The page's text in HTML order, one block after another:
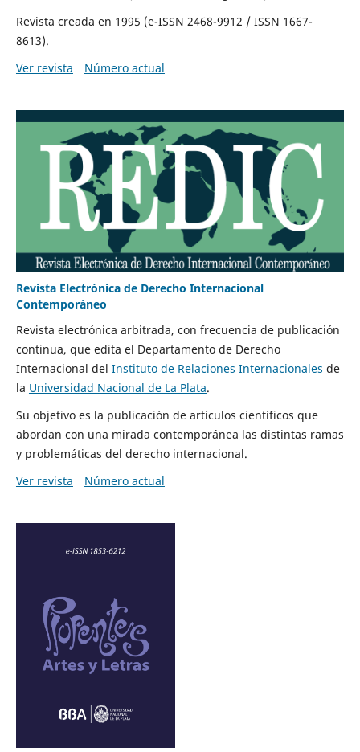
Revista creada en 1995 (e-ISSN 2468-9912 / ISSN 1667-
8613).
Ver revista
Número actual
Revista Electrónica de Derecho Internacional
Contemporáneo
Revista electrónica arbitrada, con frecuencia de publicación
continua, que edita el Departamento de Derecho
Internacional del Instituto de Relaciones Internacionales de
la Universidad Nacional de La Plata.
Su objetivo es la publicación de artículos científicos que
abordan con una mirada contemporánea las distintas ramas
y problemáticas del derecho internacional.
Ver revista
Número actual